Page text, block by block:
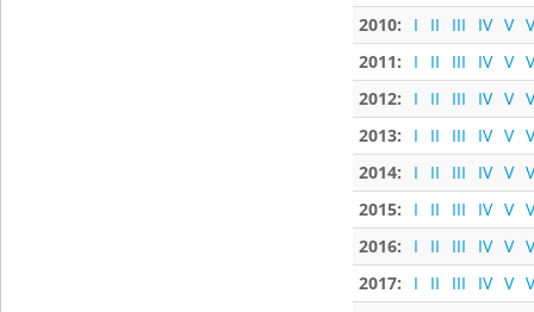
2010:
I II III IV V
2011:
I II III IV V
2012:
I II III IV V
2013:
I II III IV V
2014:
I II III IV V
2015:
I II III IV V
2016:
I II III IV V
2017:
I II III IV V